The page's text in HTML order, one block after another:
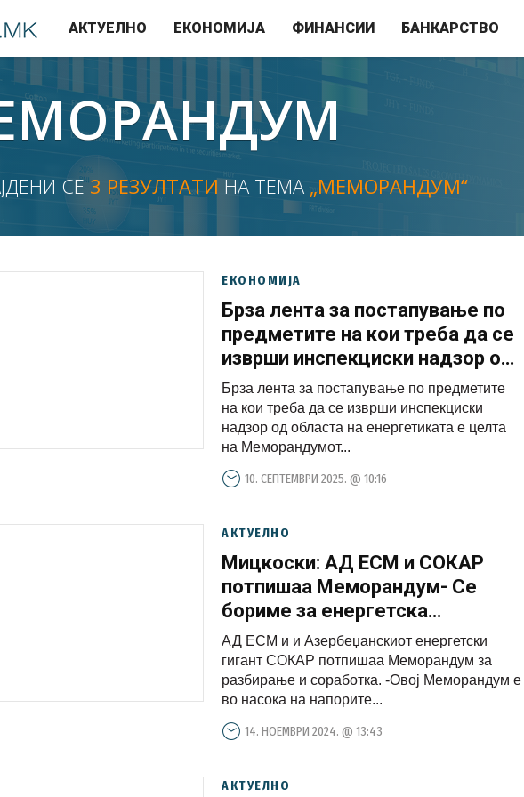
АКТУЕЛНО ЕКОНОМИЈА ФИНАНСИИ БАНКАРСТВО
СЕ3 РЕЗУЛТАТИНА ТЕМА „МЕМОРАНДУМ“
ЕКОНОМИЈА
Брза лента за постапување по
предметите на кои треба да се
изврши инспекциски надзор од
областа на енергетиката
Брза лента за постапување по предметите
на кои треба да се изврши инспекциски
надзор од областа на енергетиката е целта
на Меморандумот...
10. СЕПТЕМВРИ 2025. @ 10:16
АКТУЕЛНО
Мицкоски: АД ЕСМ и СОКАР
потпишаа Меморандум- Се
бориме за енергетска
ефикасност и поевтини цени на
енергенсите
АД ЕСМ и и Азербеџанскиот енергетски
гигант СОКАР потпишаа Меморандум за
разбирање и соработка. -Овој Меморандум е
во насока на напорите...
14. НОЕМВРИ 2024. @ 13:43
АКТУЕЛНО